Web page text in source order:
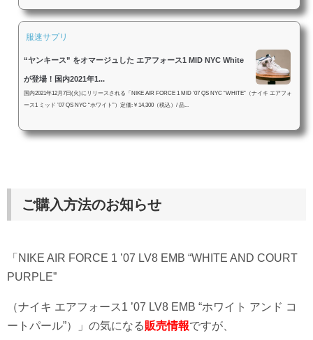
服速サプリ
“ヤンキース” をオマージュした エアフォース1 MID NYC White
が登場！国内2021年1...
国内2021年12月7日(火)にリリースされる「NIKE AIR FORCE 1 MID ’07 QS NYC “WHITE”（ナイキ エアフォ
ース1 ミッド ’07 QS NYC “ホワイト”）定価:￥14,300（税込）/ 品...
ご購入方法のお知らせ
「NIKE AIR FORCE 1 ’07 LV8 EMB “WHITE AND COURT
PURPLE”
（ナイキ エアフォース1 ’07 LV8 EMB “ホワイト アンド コ
ートパール”）」の気になる販売情報ですが、